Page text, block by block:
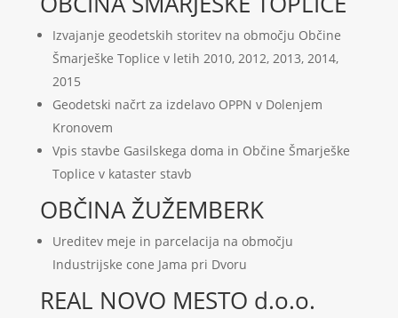
Izvajanje geodetskih storitev na območju Občine
Šmarješke Toplice v letih 2010, 2012, 2013, 2014,
2015
Geodetski načrt za izdelavo OPPN v Dolenjem
Kronovem
Vpis stavbe Gasilskega doma in Občine Šmarješke
Toplice v kataster stavb
OBČINA ŽUŽEMBERK
Ureditev meje in parcelacija na območju
Industrijske cone Jama pri Dvoru
REAL NOVO MESTO d.o.o.